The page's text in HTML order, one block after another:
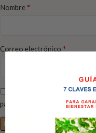
Nombre *
Correo electrónico *
Guarda mi nombre,
para la próxima vez que